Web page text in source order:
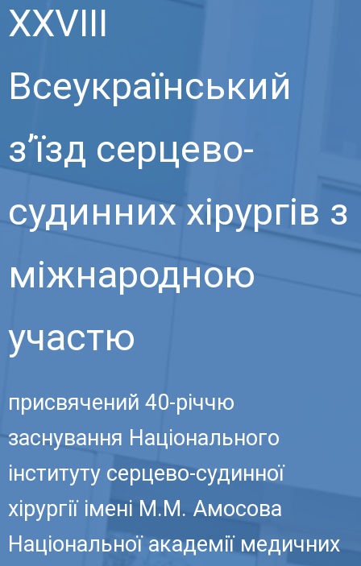
XXVІІI
Всеукраїнський
з’їзд серцево-
судинних хірургів з
міжнародною
участю
присвячений 40-річчю
заснування Національного
інституту серцево-судинної
хірургії імені М.М. Амосова
Національної академії медичних